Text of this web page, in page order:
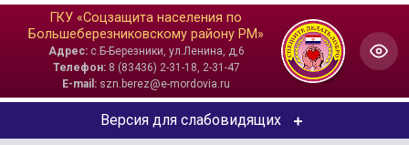
ГКУ «Соцзащита населения по
Большеберезниковскому району РМ»
Адрес:с.Б-Березники, ул.Ленина, д,6
Телефон:8 (83436) 2-31-18, 2-31-47
E-mail: szn.berez@e-mordovia.ru
Версия для слабовидящих